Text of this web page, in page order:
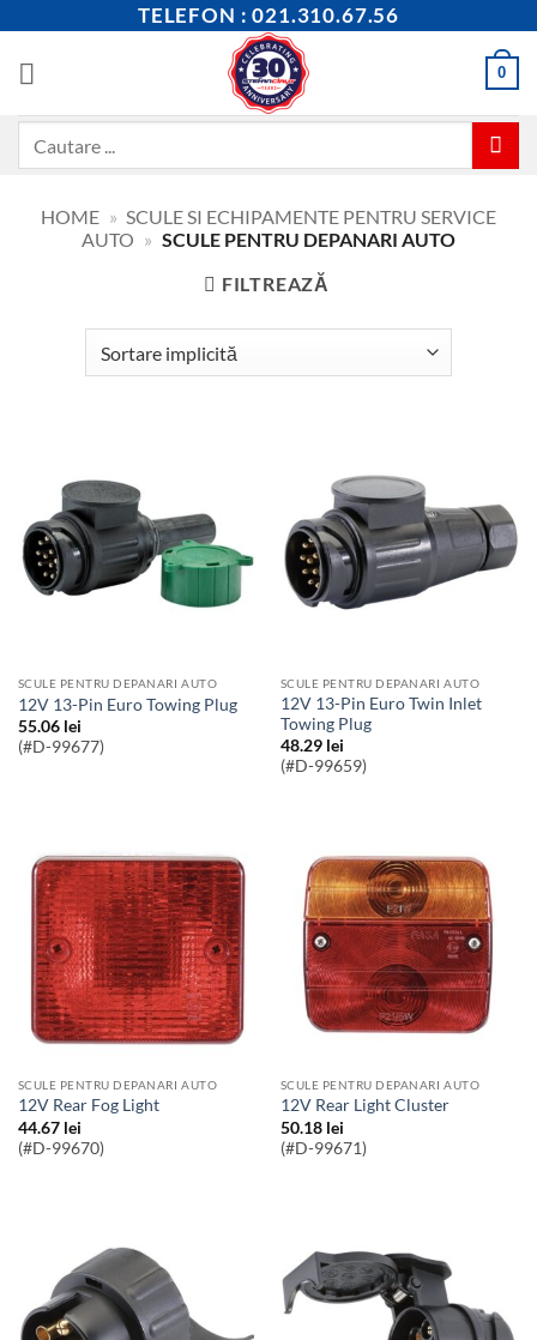
content
TELEFON : 021.310.67.56
0
HOME » SCULE SI ECHIPAMENTE PENTRU SERVICE
AUTO » SCULE PENTRU DEPANARI AUTO
FILTREAZĂ
SCULE PENTRU DEPANARI AUTO
12V 13-Pin Euro Towing Plug
55.06 lei
(#D-99677)
SCULE PENTRU DEPANARI AUTO
12V 13-Pin Euro Twin Inlet
Towing Plug
48.29 lei
(#D-99659)
SCULE PENTRU DEPANARI AUTO
12V Rear Fog Light
44.67 lei
(#D-99670)
SCULE PENTRU DEPANARI AUTO
12V Rear Light Cluster
50.18 lei
(#D-99671)